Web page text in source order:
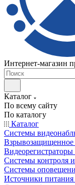
Интернет-магазин
Каталог
По всему сайту
По каталогу
Каталог
Системы
Взрывозащищенное
Системы контроля
Системы
Источники